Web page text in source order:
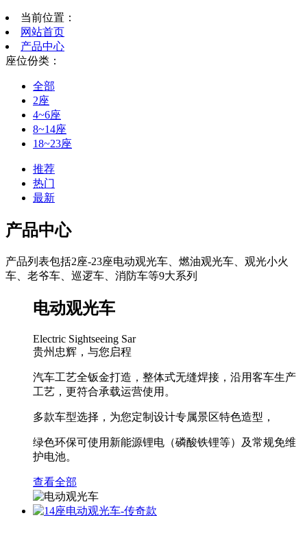
当前位置：
网站首页
产品中心
座位份类：
全部
2座
4~6座
8~14座
18~23座
推荐
热门
最新
产品中心
产品列表包括2座-23座电动观光车、燃油观光车、观光小火
车、老爷车、巡逻车、消防车等9大系列
电动观光车
Electric Sightseeing Sar
贵州忠辉，与您启程
汽车工艺全钣金打造，整体式无缝焊接，沿用客车生产
工艺，更符合承载运营使用。
多款车型选择，为您定制设计专属景区特色造型，
绿色环保可使用新能源锂电（磷酸铁锂等）及常规免维
护电池。
查看全部